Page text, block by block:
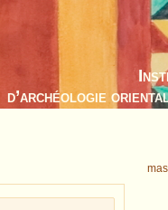
d’archéologie